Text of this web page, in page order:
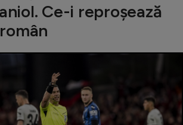
2
României
Ce-i reproșează